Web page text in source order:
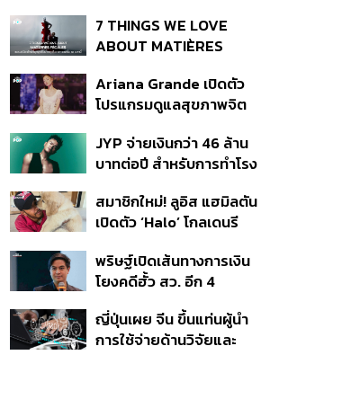
7 THINGS WE LOVE
ABOUT MATIÈRES
Ariana Grande เปิดตัว
โปรแกรมดูแลสุขภาพจิต
ดนตรี
JYP จ่ายเงินกว่า 46 ล้าน
บาทต่อปี สำหรับการทำโรง
สมาชิกใหม่! ลูอิส แฮมิลตัน
เปิดตัว ‘Halo’ โกลเดนรี
พริษฐ์เปิดเส้นทางการเงิน
โยงคดีฮั้ว สว. อีก 4
อำนาจเจริญโอนเงินให้เจ้า
หน้าที่ กกต. ฝ่ายสืบสวน
ญี่ปุ่นเผย จีน ขึ้นแท่นผู้นำ
การใช้จ่ายด้านวิจัยและ